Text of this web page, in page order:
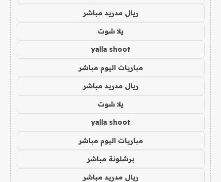
ريال مدريد مباشر
يلا شوت
yalla shoot
مباريات اليوم مباشر
ريال مدريد مباشر
يلا شوت
yalla shoot
مباريات اليوم مباشر
برشلونة مباشر
ريال مدريد مباشر